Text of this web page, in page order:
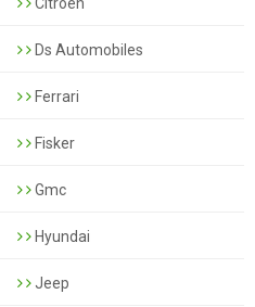
Ds Automobiles
Ferrari
Fisker
Gmc
Hyundai
Jeep